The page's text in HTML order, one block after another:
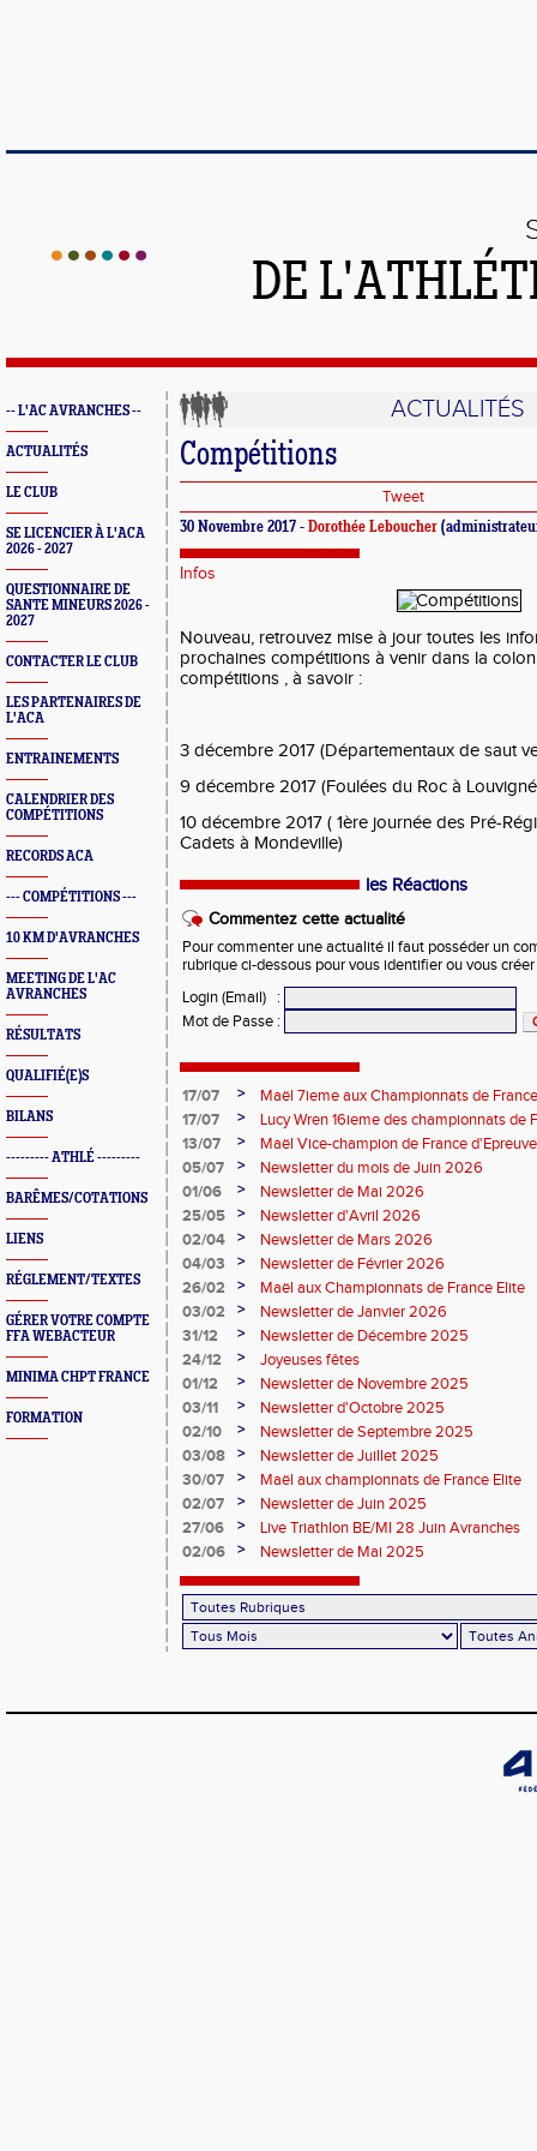
DE
-- L'AC AVRANCHES --
ACTUALITÉS
LE CLUB
SE LICENCIER À L'ACA
2026 - 2027
QUESTIONNAIRE DE
SANTE MINEURS 2026 -
2027
CONTACTER LE CLUB
LES PARTENAIRES DE
L'ACA
ENTRAINEMENTS
CALENDRIER DES
COMPÉTITIONS
RECORDS ACA
--- COMPÉTITIONS ---
10 KM D'AVRANCHES
MEETING DE L'AC
AVRANCHES
RÉSULTATS
QUALIFIÉ(E)S
BILANS
--------- ATHLÉ ---------
BARÊMES/COTATIONS
LIENS
RÉGLEMENT/TEXTES
GÉRER VOTRE COMPTE
FFA WEBACTEUR
MINIMA CHPT FRANCE
FORMATION
ACTUALITÉS
Compétitions
Tweet
30 Novembre 2017 - Dorothée Leboucher
Infos
Nouveau, retrouvez mise à jour toutes les
prochaines compétitions à venir dans la
compétitions , à savoir :
3 décembre 2017 (Départementaux de saut
9 décembre 2017 (Foulées du Roc à
10 décembre 2017 ( 1ère journée des Pré-
Cadets à Mondeville)
les Réactions
Commentez cette actualité
Pour commenter une actualité il faut posséder un
rubrique ci-dessous pour vous identifier ou vous
Login (Email)
:
Mot de Passe :
17/07 >
Maël 7ieme aux Championnats de
17/07
>
Lucy Wren 16ieme des championnats de
perche
13/07 >
Maël Vice-champion de France
05/07
>
Newsletter du mois de Juin 2026
01/06
>
Newsletter de Mai 2026
25/05
>
Newsletter d'Avril 2026
02/04
>
Newsletter de Mars 2026
04/03
>
Newsletter de Février 2026
26/02
>
Maël aux Championnats de France Elite
03/02
>
Newsletter de Janvier 2026
31/12
>
Newsletter de Décembre 2025
24/12
>
Joyeuses fêtes
01/12
>
Newsletter de Novembre 2025
03/11
>
Newsletter d'Octobre 2025
02/10
>
Newsletter de Septembre 2025
03/08
>
Newsletter de Juillet 2025
30/07
>
Maël aux championnats de France Elite
02/07
>
Newsletter de Juin 2025
27/06
>
Live Triathlon BE/MI 28 Juin Avranches
02/06
> Newsletter de Mai 2025